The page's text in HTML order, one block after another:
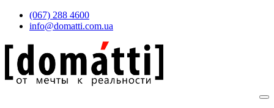
(067) 288 4600
info@domatti.com.ua